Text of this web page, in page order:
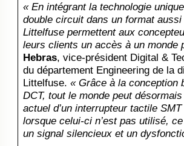
« En intégrant la technologie
double circuit dans un format
Littelfuse permettent aux
leurs clients un accès à un monde
Hebras, vice-président Digital &
du département Engineering de la
Littelfuse. « Grâce à la conception
DCT, tout le monde peut
actuel d’un interrupteur tactile
lorsque celui-ci n’est pas utilisé,
un signal silencieux et un